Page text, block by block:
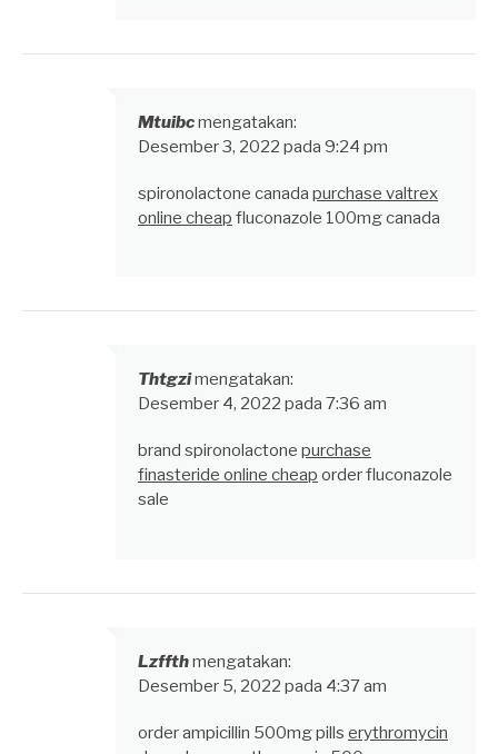
Mtuibcmengatakan:
Desember 3, 2022 pada 9:24 pm
spironolactone canada purchase valtrex
online cheap fluconazole 100mg canada
Thtgzimengatakan:
Desember 4, 2022 pada 7:36 am
brand spironolactone purchase
finasteride online cheap order fluconazole
sale
Lzffthmengatakan:
Desember 5, 2022 pada 4:37 am
order ampicillin 500mg pills erythromycin